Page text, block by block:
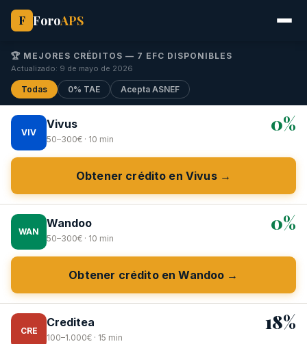
F ForoAPS
🏆 MEJORES CRÉDITOS — 7 EFC DISPONIBLES
Actualizado: 9 de mayo de 2026
Todas 0% TAE Acepta ASNEF
VIV
Vivus
50–300€ · 10 min
0%
Obtener crédito en Vivus →
WAN
Wandoo
50–300€ · 10 min
0%
Obtener crédito en Wandoo →
CRE
Creditea
100–1.000€ · 15 min
18%